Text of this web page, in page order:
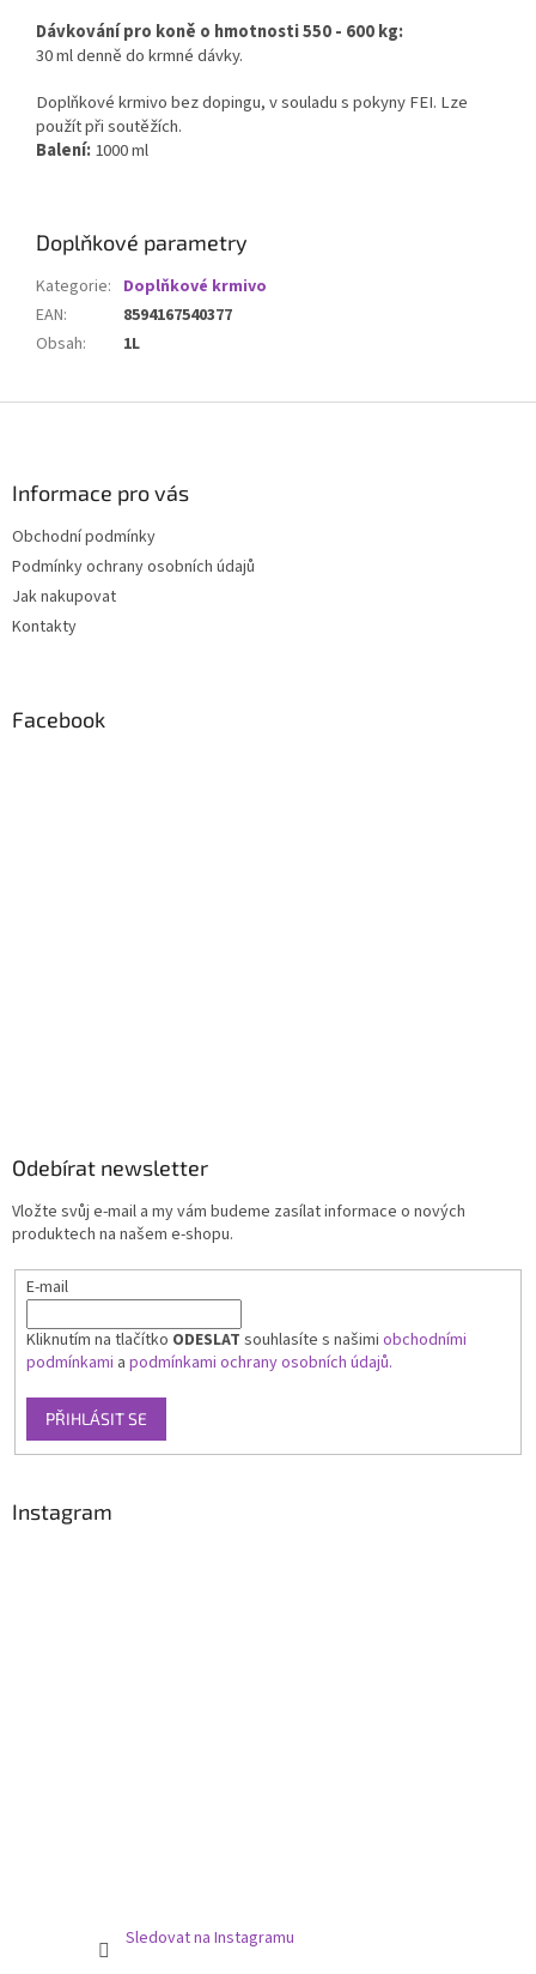
Dávkování pro koně o hmotnosti 550 - 600 kg:
30 ml denně do krmné dávky.
Doplňkové krmivo bez dopingu, v souladu s pokynyFEI. Lze
použít při soutěžích.
Balení:1000 ml
Doplňkové parametry
Kategorie: Doplňkové krmivo
EAN:
8594167540377
Obsah: 1L
Informace pro vás
Obchodní podmínky
Podmínky ochrany osobních údajů
Jak nakupovat
Kontakty
Facebook
Odebírat newsletter
Vložte svůj e-mail a my vám budeme zasílat informace o nových
produktech na našem e-shopu.
E-mail
Kliknutím na tlačítko ODESLAT souhlasíte s našimi obchodními
podmínkami a podmínkami ochrany osobních údajů.
PŘIHLÁSIT SE
Instagram
Sledovat na Instagramu